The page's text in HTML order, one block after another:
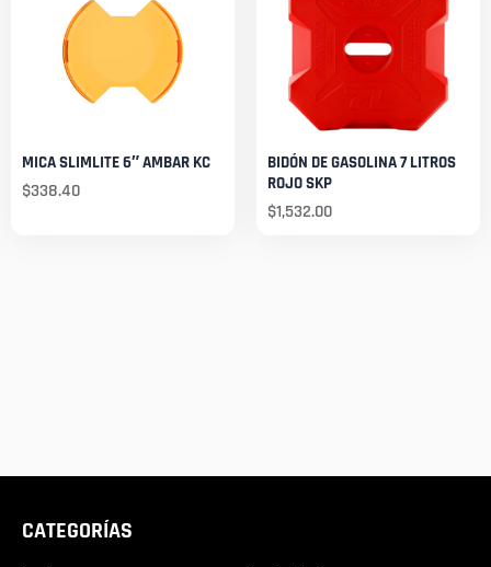
MICA SLIMLITE 6″ AMBAR KC
$338.40
BIDÓN DE GASOLINA 7 LITROS
ROJO SKP
$1,532.00
CATEGORÍAS